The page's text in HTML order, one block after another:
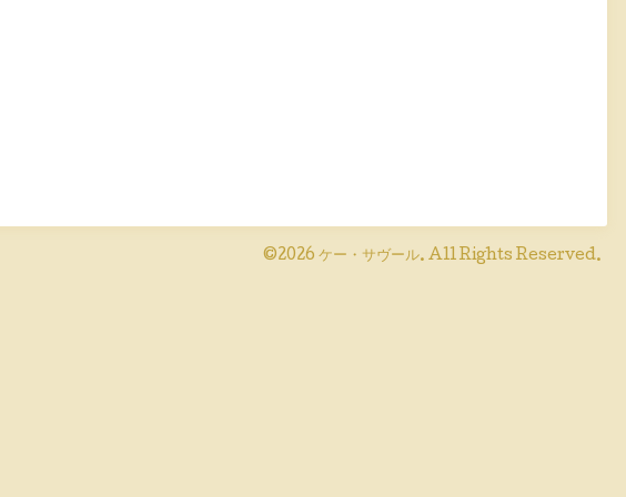
©2026 ケー・サヴール. All Rights Reserved.